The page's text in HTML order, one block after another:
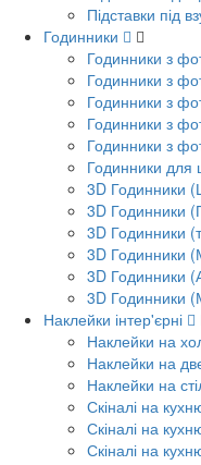
Підставки під
Годинники
Годинники з
Годинники з
Годинники з
Годинники з
Годинники з
Годинники для
3D Годинники
3D Годинники
3D Годинники
3D Годинники
3D Годинники
3D Годинники
Наклейки інтер'єрні
Наклейки на
Наклейки на
Наклейки на
Скіналі на
Скіналі на
Скіналі на